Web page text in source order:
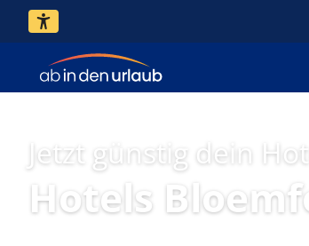
Jetzt günstig dein
Hotels